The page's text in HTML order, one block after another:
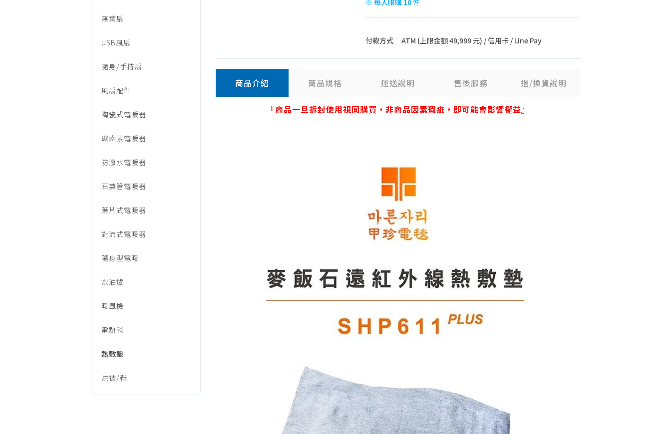
無葉扇
USB風扇
隨身/手持扇
風扇配件
陶瓷式電暖器
碳鹵素電暖器
防潑水電暖器
石英管電暖器
葉片式電暖器
對流式電暖器
隨身型電暖
煤油爐
暖風機
電熱毯
熱敷墊
烘被/鞋
※ 每人限購 10 件
付款方式 ATM (上限金額 49,999 元) / 信用卡 / Line Pay
商品介紹 商品規格 運送說明 售後服務 退/換貨說明
『商品一旦拆封使用視同購買，非商品因素瑕疵，即可能會影響權益』